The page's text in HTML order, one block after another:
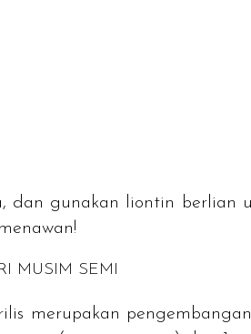
dan gunakan liontin berlian
MUSIM SEMI
merupakan